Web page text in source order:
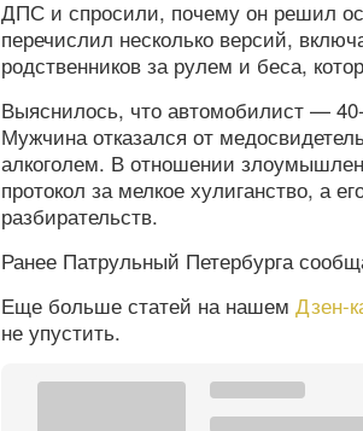
ДПС и спросили, почему он решил
перечислил несколько версий,
родственников за рулем и беса,
Выяснилось, что автомобилист —
Мужчина отказался от
алкоголем. В отношении
протокол за мелкое хулиганство, а
разбирательств.
Ранее Патрульный Петербурга
Еще больше статей на нашем Дзен-
не упустить.